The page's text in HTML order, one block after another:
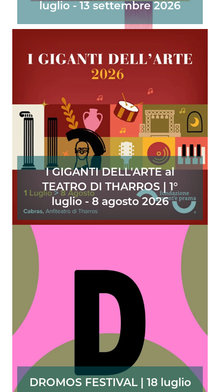
luglio - 13 settembre 2026
I GIGANTI DELL'ARTE al
TEATRO DI THARROS | 1°
luglio - 8 agosto 2026
DROMOS FESTIVAL | 18 luglio